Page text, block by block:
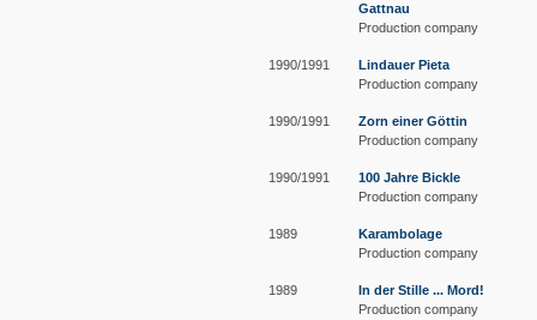
Gattnau
Production company
1990/1991
Lindauer Pieta
Production company
1990/1991
Zorn einer Göttin
Production company
1990/1991
100 Jahre Bickle
Production company
1989
Karambolage
Production company
1989
In der Stille ... Mord!
Production company